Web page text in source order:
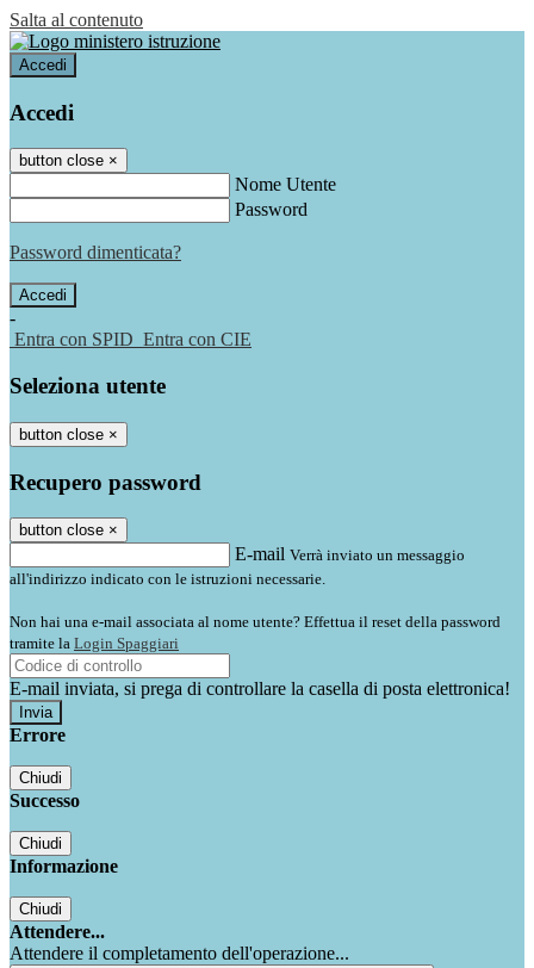
Salta al contenuto
Accedi
Accedi
button close ×
Nome Utente
Password
Password dimenticata?
-
Entra con SPID Entra con CIE
Seleziona utente
button close ×
Recupero password
button close ×
E-mail Verrà inviato un messaggio
all'indirizzo indicato con le istruzioni necessarie.
Non hai una e-mail associata al nome utente? Effettua il reset della password
tramite la Login Spaggiari
E-mail inviata, si prega di controllare la casella di posta elettronica!
Errore
Chiudi
Successo
Chiudi
Informazione
Chiudi
Attendere...
Attendere il completamento dell'operazione...